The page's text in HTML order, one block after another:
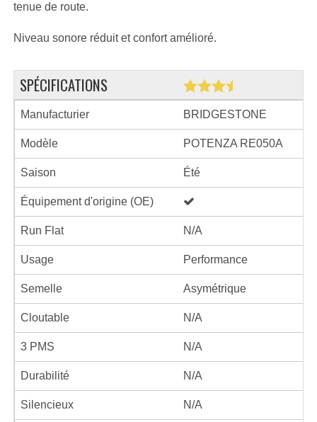
tenue de route.
Niveau sonore réduit et confort amélioré.
SPÉCIFICATIONS
Manufacturier BRIDGESTONE
Modèle POTENZA RE050A
Saison Été
Équipement d'origine (OE)
Run Flat N/A
Usage Performance
Semelle Asymétrique
Cloutable N/A
3 PMS N/A
Durabilité N/A
Silencieux N/A